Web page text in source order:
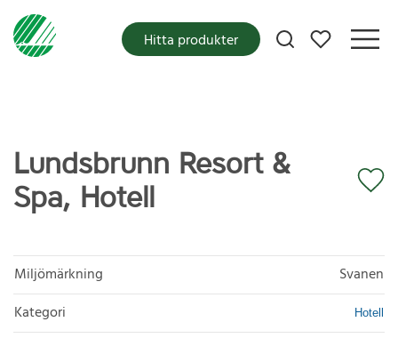
Mina favoriter
Hitta produkter
Lundsbrunn Resort &
Spa, Hotell
Miljömärkning
Svanen
Kategori
Hotell